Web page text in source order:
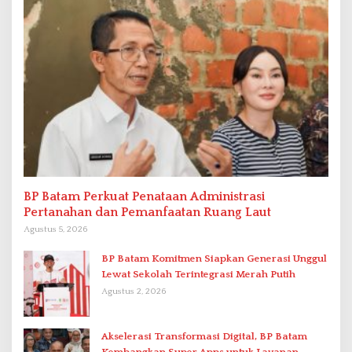
BP Batam Perkuat Penataan Administrasi
Pertanahan dan Pemanfaatan Ruang Laut
Agustus 5, 2026
BP Batam Komitmen Siapkan Generasi Unggul
Lewat Sekolah Terintegrasi Merah Putih
Agustus 2, 2026
Akselerasi Transformasi Digital, BP Batam